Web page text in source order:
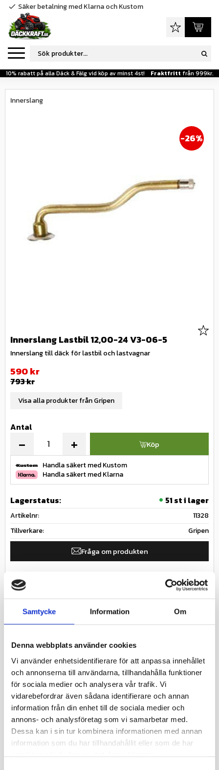
Samtycke Information Om
Denna webbplats använder cookies
Vi använder enhetsidentifierare för att anpassa innehållet
och annonserna till användarna, tillhandahålla funktioner
för sociala medier och analysera vår trafik. Vi
vidarebefordrar även sådana identifierare och annan
information från din enhet till de sociala medier och
annons- och analysföretag som vi samarbetar med.
Dessa kan i sin tur kombinera informationen med annan
information som du har tillhandahållit eller som de har
Meny
10% rabatt på alla Däck & Fälg vid köp av minst 4st! Fraktfritt från 999kr.
check Säker betalning med Klarna och Kustom
Favoriter
Innerslang
26%
Innerslang Lastbil 12,00-24 V3-06-5
Innerslang till däck för lastbil och lastvagnar
Nedsatt pris:
590kr
Ordinarie pris:
793kr
Antal
+
- Köp
Handla säkert med Kustom
Handla säkert med Klarna
Lagerstatus 51 st i lager
Artikelnr
11328
Tillverkare
Gripen
Fråga om produkten
Visa alla produkter från Gripen
Specifikationer
leveransdatum
Miljöavgift
0
Fabrikat
Gripen
Nettovikt kg
3.896
Däckstorlek
12.0
Fälgstorlek
24